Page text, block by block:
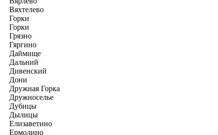
Вяхтелево
Горки
Горки
Грязно
Гяргино
Даймище
Дальний
Дивенский
Дони
Дружная Горка
Дружноселье
Дубицы
Дылицы
Елизаветино
Ермолино